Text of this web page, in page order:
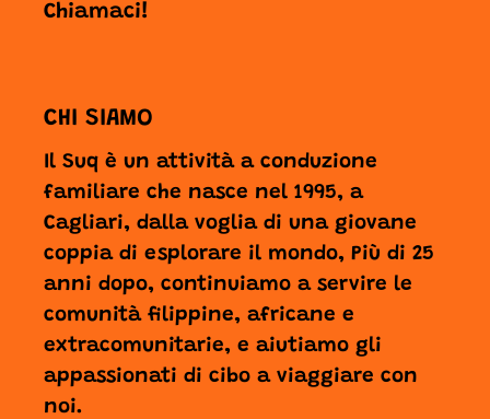
Chiamaci!
CHI SIAMO
Il Suq è un attività a conduzione
familiare che nasce nel 1995, a
Cagliari, dalla voglia di una giovane
coppia di esplorare il mondo, Più di 25
anni dopo, continuiamo a servire le
comunità filippine, africane e
extracomunitarie, e aiutiamo gli
appassionati di cibo a viaggiare con
noi.